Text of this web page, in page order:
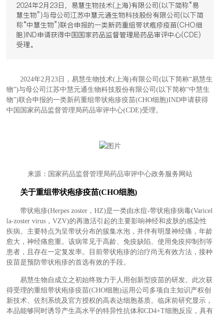
2024年2月23日，易慧生物技术(上海)有限公司(以下简称“易
慧生物”)与母公司江苏中慧元通生物科技股份有限公司(以下简
称“中慧生物”)联合申报的一类新药重组带状疱疹疫苗(CHO细
胞)IND申请获得中国国家药品监督管理局药品审评中心(CDE)
受理。
2024年2月23日，易慧生物技术(上海)有限公司(以下简称“易慧生
物”)与母公司江苏中慧元通生物科技股份有限公司(以下简称“中慧生
物”)联合申报的一类新药重组带状疱疹疫苗(CHO细胞)IND申请获得
中国国家药品监督管理局药品审评中心(CDE)受理。
来源：国家药品监督管理局药品审评中心政务服务网站
关于重组带状疱疹疫苗(CHO细胞)
带状疱疹(Herpes zoster，HZ)是一类由水痘-带状疱疹病毒(Varicel
la-zoster virus，VZV)的再激活引起的主要影响神经和皮肤的感染性
疾病。主要特点为呈带状分布的簇集水泡，并伴有明显神经痛，年龄
愈大，神经痛愈重。该病常见于高龄、免疫缺陷、使用免疫抑制剂等
患者，且存在一定复发率。目前带状疱疹的治疗尚无有效方法，接种
疫苗是预防带状疱疹的首选有效的手段。
易慧生物自成立之初始终致力于人用创新型疫苗的研发。此次获
得受理的重组带状疱疹疫苗(CHO细胞)运用公司多项自主知识产权创
新技术、佐剂系统及官方授权的高表达细胞基质。临床前研究显示，
本品能够同时诱导产生高水平的特异性抗体和CD4+T细胞反应，具有